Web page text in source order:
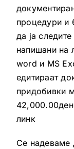
процедури и
да ја
напишани на
word и MS
едитираат
придобивки
линк
Се надеваме